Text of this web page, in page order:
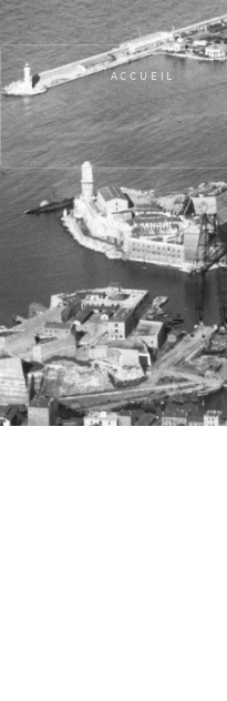
ACCUEIL